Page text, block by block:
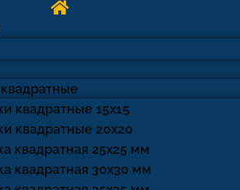
квадратные 15х15
квадратные 20х20
квадратная 25х25 мм
квадратная 30х30 мм